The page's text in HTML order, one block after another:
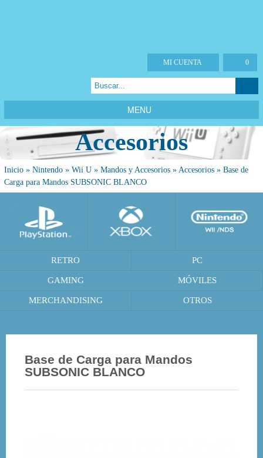
0
MI CUENTA
MENU
Accesorios
Inicio » Nintendo » Wii U » Mandos y Accesorios » Accesorios » Base de
Carga para Mandos SUBSONIC BLANCO
RETRO PC
GAMING MÓVILES
MERCHANDISING OTROS
Base de Carga para Mandos
SUBSONIC BLANCO